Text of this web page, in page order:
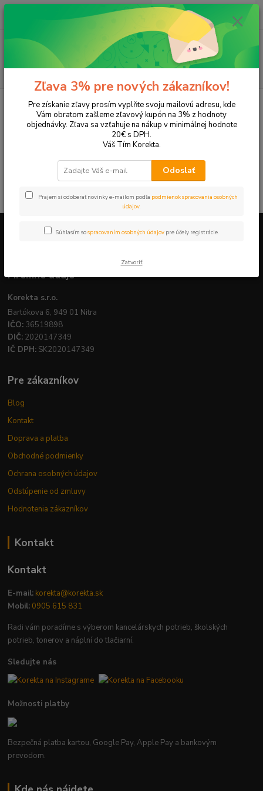
Menu
Hľadať
ks
za 0,00 EUR
Tonery a náplne do tlačiarní Konica Minolta
Magic Color
1650END
Magic Color 1650END
V tejto kategórii nebol nájdený žiadny tovar.
Firemné údaje
Korekta s.r.o.
Bartókova 6, 949 01 Nitra
IČO: 36519898
DIČ: 2020147349
IČ DPH: SK2020147349
Pre zákazníkov
Blog
Kontakt
Doprava a platba
Obchodné podmienky
Ochrana osobných údajov
Odstúpenie od zmluvy
Hodnotenia zákazníkov
Kontakt
Kontakt
E-mail: korekta@korekta.sk
Mobil: 0905 615 831
Radi vám poradíme s výberom kancelárskych potrieb, školských
potrieb, tonerov a náplní do tlačiarní.
Sledujte nás
Možnosti platby
Bezpečná platba kartou, Google Pay, Apple Pay a bankovým
prevodom.
Zľava 3% pre nových zákazníkov!
Pre získanie zľavy prosím vyplňte svoju mailovú adresu, kde
Vám obratom zašleme zľavový kupón na 3% z hodnoty
objednávky. Zľava sa vzťahuje na nákup v minimálnej hodnote
20€ s DPH.
Váš Tím Korekta.
Odoslať
Prajem si odoberať novinky e-mailom podľa podmienok spracovania osobných
údajov.
Súhlasím sospracovaním osobných údajov pre účely registrácie.
Zatvoriť